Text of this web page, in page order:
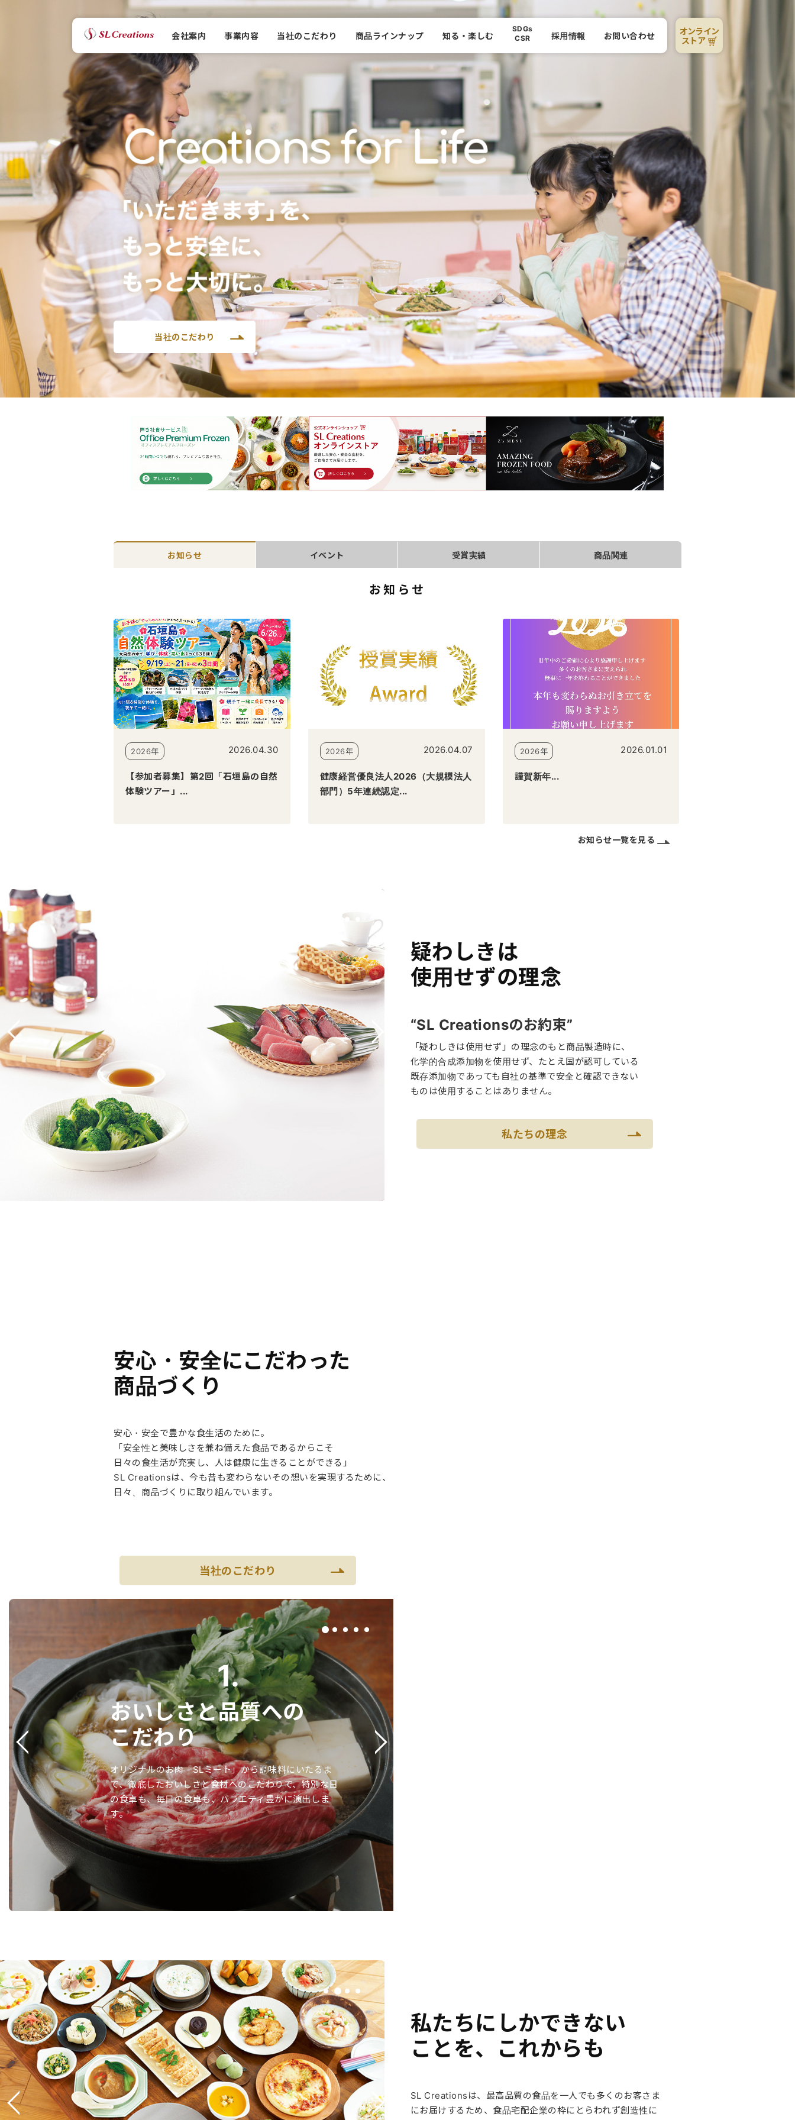
当社のこだわり
お知らせ イベント 受賞実績 商品関連
お知らせ
2026年 2026.04.30
【参加者募集】第2回「石垣島の自然
体験ツアー」...
2026年 2026.04.07
健康経営優良法人2026（大規模法人
部門）5年連続認定...
2026年 2026.01.01
謹賀新年...
お知らせ一覧を見る
疑わしきは
使用せずの理念
“SL Creationsのお約束”
「疑わしきは使用せず」の理念のもと商品製造時に、
化学的合成添加物を使用せず、たとえ国が認可している
既存添加物であっても自社の基準で安全と確認できない
ものは使用することはありません。
私たちの理念
安心・安全にこだわった
商品づくり
安心・安全で豊かな食生活のために。
「安全性と美味しさを兼ね備えた食品であるからこそ
日々の食生活が充実し、人は健康に生きることができる」
SL Creationsは、今も昔も変わらないその想いを実現するために、
日々、商品づくりに取り組んでいます。
当社のこだわり
1.
おいしさと品質への
こだわり
オリジナルのお肉「SLミート」から調味料にいたるま
で、徹底したおいしさと食材へのこだわりで、特別な日
の食卓も、毎日の食卓も、バラエティ豊かに演出しま
す。
私たちにしかできない
ことを、これからも
SL Creationsは、最高品質の食品を一人でも多くのお客さま
にお届けするため、食品宅配企業の枠にとらわれず創造性に
会社案内 事業内容 当社のこだわり 商品ラインナップ 知る・楽しむ
SDGs
CSR
採用情報 お問い合わせ
オンライン
ストア